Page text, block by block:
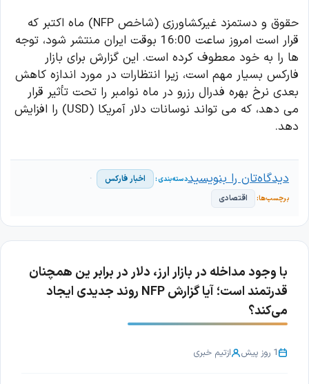
حقوق و دستمزد غیرکشاورزی (شاخص NFP) ماه اکتبر که
قرار است امروز ساعت 16:00 بوقت ایران منتشر شود، توجه
ها را به خود معطوف کرده است. این گزارش برای بازار
فارکس بسیار مهم است، زیرا انتظارات در مورد اندازه کاهش
بعدی نرخ بهره فدرال رزرو در ماه نوامبر را تحت تأثیر قرار
می دهد، که می تواند نوسانات دلار آمریکا (USD) را افزایش
دهد.
اخبار فارکس
اقتصادی
دیدگاه‌تان را بنویسید
با وجود مداخله در بازار ارز، دلار در برابر ین همچنان
قدرتمند است؛ آیا گزارش NFP روند جدیدی ایجاد
می‌کند؟
1 روز پیش ازتیم خبری